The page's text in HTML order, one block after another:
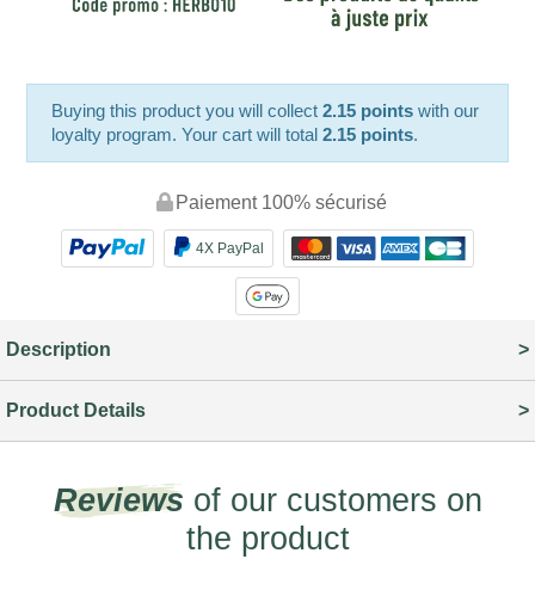
Buying this product you will collect2.15 points with our
loyalty program. Your cart will total2.15 points.
Paiement 100% sécurisé
4X PayPal
Description
Product Details
Reviews of our customers on
the product